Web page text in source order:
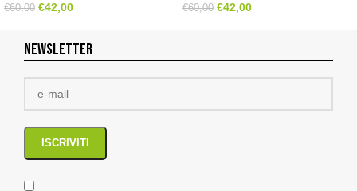
€60,00 €42,00 €60,00 €42,00
NEWSLETTER